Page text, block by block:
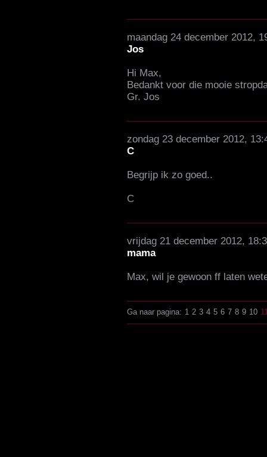
maandag 24 december 2012,
Jos
Hi Max,
Bedankt voor die mooie
Gr. Jos
zondag 23 december 2012,
C
Begrijp ik zo goed..
C
vrijdag 21 december 2012,
mama
Max, wil je gewoon ff laten
Ga naar pagina: 1 2 3 4 5 6 7 8 9 10